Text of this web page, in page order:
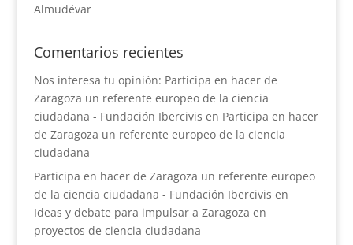
Almudévar
Comentarios recientes
Nos interesa tu opinión: Participa en hacer de
Zaragoza un referente europeo de la ciencia
ciudadana - Fundación Ibercivis en Participa en hacer
de Zaragoza un referente europeo de la ciencia
ciudadana
Participa en hacer de Zaragoza un referente europeo
de la ciencia ciudadana - Fundación Ibercivis en
Ideas y debate para impulsar a Zaragoza en
proyectos de ciencia ciudadana